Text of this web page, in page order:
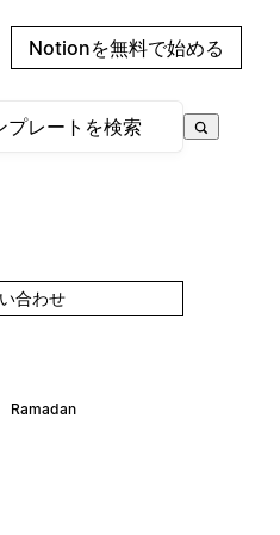
Notionを無料で始める
合わせ
Ramadan